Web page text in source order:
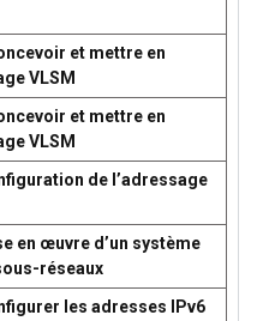
et mettre en
VLSM
et mettre en
VLSM
de l’adressage
en œuvre d’un système
réseaux
les adresses IPv6